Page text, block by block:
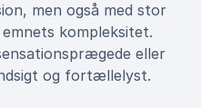
men også med stor
kompleksitet.
eller
og fortællelyst.